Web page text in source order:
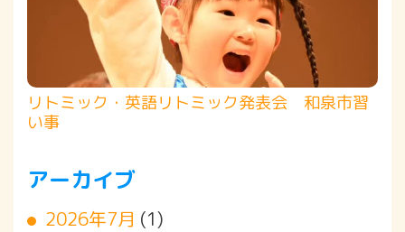
リトミック・英語リトミック発表会 和泉市習
い事
アーカイブ
2026年7月 (1)